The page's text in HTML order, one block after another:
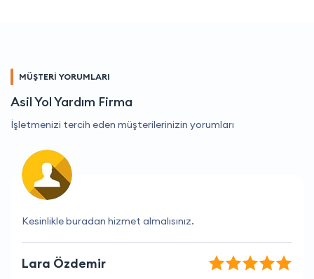
MÜŞTERİ YORUMLARI
Asil Yol Yardım Firma
İşletmenizi tercih eden müşterilerinizin yorumları
Çok memnun kaldım, tekrar geleceğim
Yusuf Öztürk